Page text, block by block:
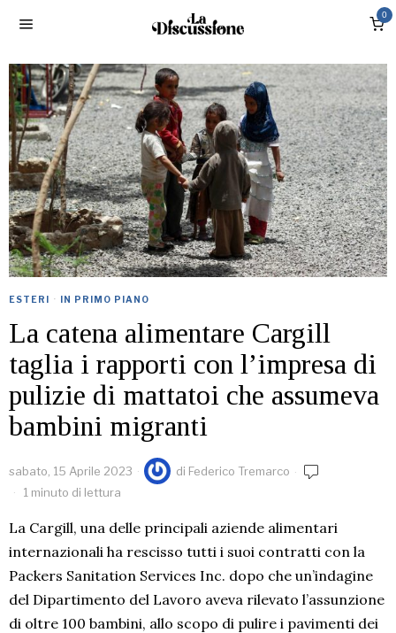
0
ESTERI · IN PRIMO PIANO
La catena alimentare Cargill
taglia i rapporti con l’impresa di
pulizie di mattatoi che assumeva
bambini migranti
sabato, 15 Aprile 2023 di Federico Tremarco
1 minuto di lettura
La Cargill, una delle principali aziende alimentari
internazionali ha rescisso tutti i suoi contratti con la
Packers Sanitation Services Inc. dopo che un’indagine
del Dipartimento del Lavoro aveva rilevato l’assunzione
di oltre 100 bambini, allo scopo di pulire i pavimenti dei